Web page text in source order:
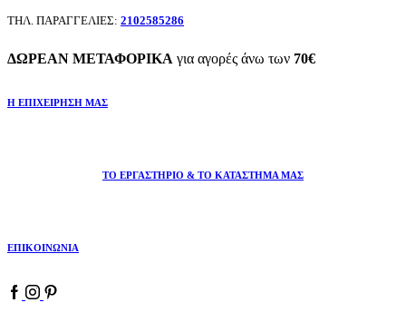
ΤΗΛ. ΠΑΡΑΓΓΕΛΙΕΣ: 2102585286
ΔΩΡΕΑΝ ΜΕΤΑΦΟΡΙΚΑ για αγορές άνω των 70€
Η ΕΠΙΧΕΙΡΗΣΗ ΜΑΣ
ΤΟ ΕΡΓΑΣΤΗΡΙΟ & ΤΟ ΚΑΤΑΣΤΗΜΑ ΜΑΣ
ΕΠΙΚΟΙΝΩΝΙΑ
Facebook
Instagram
Pinterest